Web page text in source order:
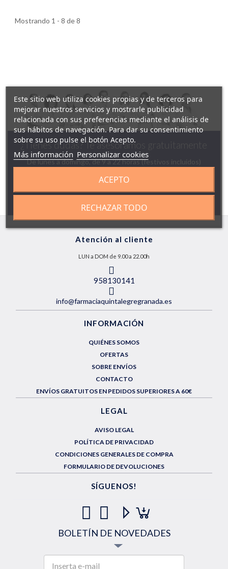
Mostrando 1 - 8 de 8
¿Tienes dudas? Te asesoramos gratuitamente
De lunes a domingo, de 9 a 22 horas (festivos incluidos)
958130141
Atención al cliente
LUN a DOM de 9.00 a 22.00h
958130141
info@farmaciaquintalegregranada.es
INFORMACIÓN
QUIÉNES SOMOS
OFERTAS
SOBRE ENVÍOS
CONTACTO
ENVÍOS GRATUITOS EN PEDIDOS SUPERIORES A 60€
LEGAL
AVISO LEGAL
POLÍTICA DE PRIVACIDAD
CONDICIONES GENERALES DE COMPRA
FORMULARIO DE DEVOLUCIONES
SÍGUENOS!
BOLETÍN DE NOVEDADES
Este sitio web utiliza cookies propias y de terceros para
mejorar nuestros servicios y mostrarle publicidad
relacionada con sus preferencias mediante el análisis de
sus hábitos de navegación. Para dar su consentimiento
sobre su uso pulse el botón Acepto.
Más información Personalizar cookies
RECHAZAR TODO
ACEPTO